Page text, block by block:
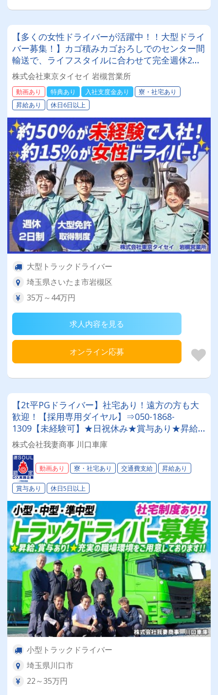
【多くの女性ドライバーが活躍中！！大型ドライ
バー募集！】カゴ積みカゴおろしでのセンター間
輸送で、ライフスタイルに合わせて完全週休2日
も可能です。ミドル・シニア世代・女性・主婦
（主夫）が活躍しております研修も充実していま
すのでブランクがあっても安心社員寮を完備して
いるので遠方の方でも安心して入社いただけま
す！
株式会社東京タイセイ 岩槻営業所
動画あり 特典あり 入社支度金あり
寮・社宅あり
昇給あり
休日6日以上
大型トラックドライバー
埼玉県さいたま市岩槻区
35万～44万円
求人内容を見る
オンライン応募
【2t平PGドライバー】社宅あり！遠方の方も大
歓迎！【採用専用ダイヤル】⇒050-1868-
1309【未経験可】★日祝休み★賞与あり★昇給
あり★他福利厚生も充実★【業績好調】毎年増車
中！あなた専用のPG車をご用意！◎あなたに合
ったお仕事がここにあります◎
株式会社我妻商事 川口車庫
動画あり 寮・社宅あり 交通費支給 昇給あり
賞与あり 休日5日以上
小型トラックドライバー
埼玉県川口市
22～35万円